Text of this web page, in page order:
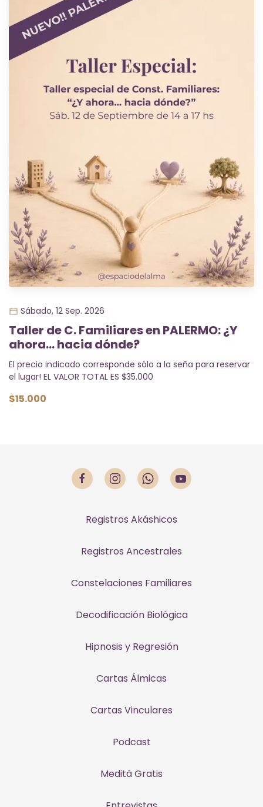
Sábado, 12 Sep. 2026
Taller de C. Familiares en PALERMO: ¿Y
ahora... hacia dónde?
El precio indicado corresponde sólo a la seña para reservar
el lugar! EL VALOR TOTAL ES $35.000
$15.000
Registros Akáshicos
Registros Ancestrales
Constelaciones Familiares
Decodificación Biológica
Hipnosis y Regresión
Cartas Álmicas
Cartas Vinculares
Podcast
Meditá Gratis